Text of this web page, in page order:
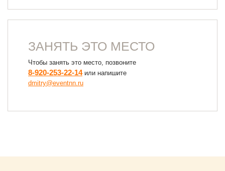
ЗАНЯТЬ ЭТО МЕСТО
Чтобы занять это место, позвоните
8-920-253-22-14или напишите
dmitry@eventnn.ru